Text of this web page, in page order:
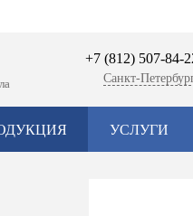
+7 (812) 507-84-
Санкт-
УСЛУГИ